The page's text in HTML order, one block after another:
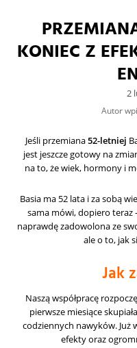
KONIEC Z
2
Autor
Jeśli przemiana52-letniej
jest jeszcze gotowy na
na to, że wiek, hormony i
Basia ma 52 lata i za sobą
sama mówi, dopiero teraz
naprawdę zadowolona ze
ale o to, jak
Jak
Naszą współpracę
pierwsze miesiące
codziennych nawyków. Już
efekty oraz